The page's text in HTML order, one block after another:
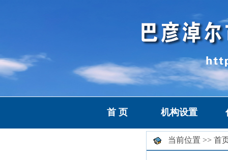
首 页 机构设置
当前位置 >> 首